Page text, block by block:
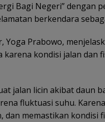
Bagi Negeri” dengan
berkendara
Yoga Prabowo,
kondisi jalan dan
jalan licin akibat daun
fluktuasi suhu.
dan memastikan kondisi